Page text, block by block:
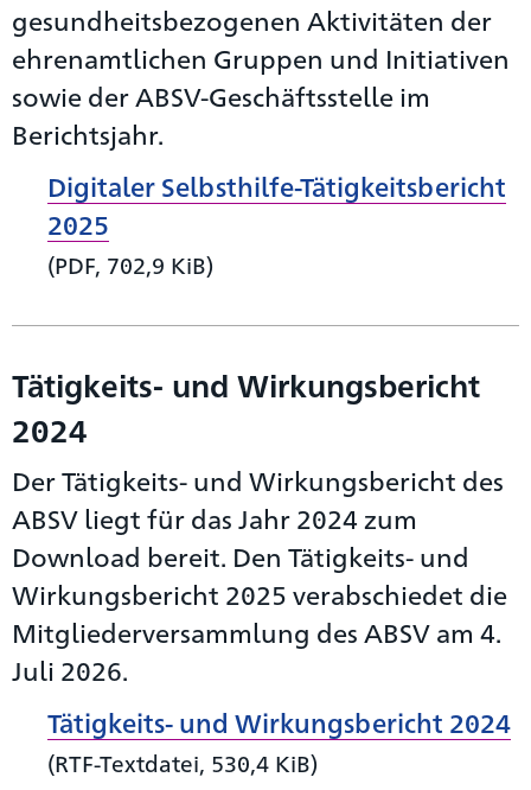
gesundheitsbezogenen Aktivitäten der
ehrenamtlichen Gruppen und Initiativen
sowie der ABSV-Geschäftsstelle im
Berichtsjahr.
Digitaler Selbsthilfe-Tätigkeitsbericht
2025
(PDF, 702,9 KiB)
Tätigkeits- und Wirkungsbericht
2024
Der Tätigkeits- und Wirkungsbericht des
ABSV liegt für das Jahr 2024 zum
Download bereit. Den Tätigkeits- und
Wirkungsbericht 2025 verabschiedet die
Mitgliederversammlung des ABSV am 4.
Juli 2026.
Tätigkeits- und Wirkungsbericht 2024
(RTF-Textdatei, 530,4 KiB)